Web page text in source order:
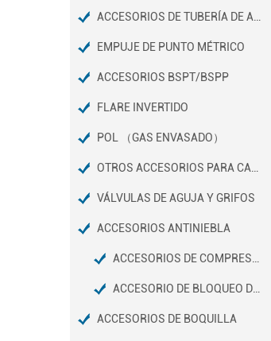
EMPUJE DE PUNTO MÉTRICO
ACCESORIOS BSPT/BSPP
FLARE INVERTIDO
POL （GAS ENVASADO）
VÁLVULAS DE AGUJA Y GRIFOS
ACCESORIOS ANTINIEBLA
ACCESORIOS DE BOQUILLA